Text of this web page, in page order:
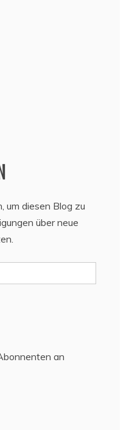
um diesen Blog zu
über neue
an